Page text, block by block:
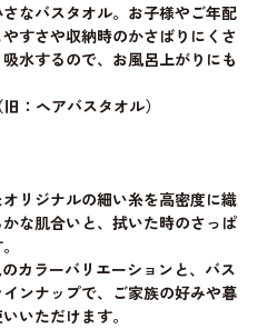
なバスタオル。お子様やご年配
すさや収納時のかさばりにくさ
水するので、お風呂上がりにも
：ヘアバスタオル）
リジナルの細い糸を高密度に織
な肌合いと、拭いた時のさっぱ
カラーバリエーションと、バス
ンナップで、ご家族の好みや暮
いただけます。